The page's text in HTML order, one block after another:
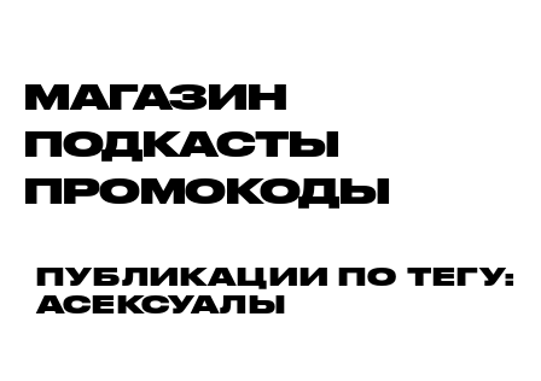
МАГАЗИН
ПОДКАСТЫ
ПРОМОКОДЫ
ПУБЛИКАЦИИ ПО ТЕГУ:
АСЕКСУАЛЫ